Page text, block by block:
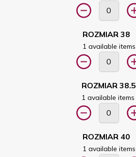
ROZMIAR 38
1 available items
ROZMIAR 38.5
1 available items
ROZMIAR 40
1 available items